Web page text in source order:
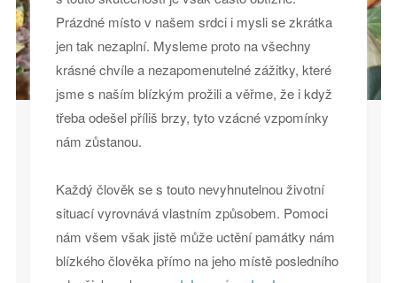
Prázdné místo v našem srdci i mysli se zkrátka
jen tak nezaplní. Mysleme proto na všechny
krásné chvíle a nezapomenutelné zážitky, které
jsme s naším blízkým prožili a věřme, že i když
třeba odešel příliš brzy, tyto vzácné vzpomínky
nám zůstanou.
Každý člověk se s touto nevyhnutelnou životní
situací vyrovnává vlastním způsobem. Pomoci
nám všem však jistě může uctění památky nám
blízkého člověka přímo na jeho místě posledního